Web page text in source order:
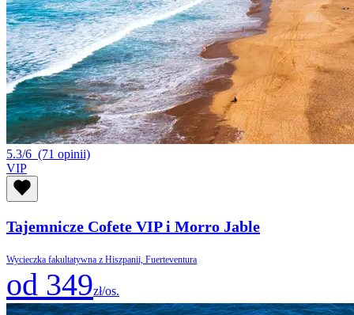
5.3/6 (71 opinii)
VIP
Tajemnicze Cofete VIP i Morro Jable
Wycieczka fakultatywna z Hiszpanii, Fuerteventura
od 349zł/os.